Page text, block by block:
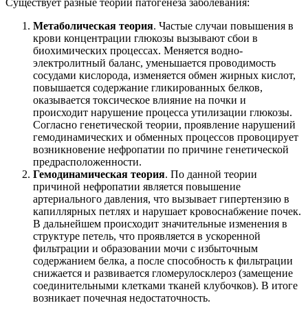
Метаболическая теория. Частые случаи повышения в
крови концентрации глюкозы вызывают сбои в
биохимических процессах. Меняется водно-
электролитный баланс, уменьшается проводимость
сосудами кислорода, изменяется обмен жирных кислот,
повышается содержание гликированных белков,
оказывается токсическое влияние на почки и
происходит нарушение процесса утилизации глюкозы.
Согласно генетической теории, проявление нарушений
гемодинамических и обменных процессов провоцирует
возникновение нефропатии по причине генетической
предрасположенности.
Гемодинамическая теория. По данной теории
причиной нефропатии является повышение
артериального давления, что вызывает гипертензию в
капиллярных петлях и нарушает кровоснабжение почек.
В дальнейшем происходит значительные изменения в
структуре петель, что проявляется в ускоренной
фильтрации и образовании мочи с избыточным
содержанием белка, а после способность к фильтрации
снижается и развивается гломерулосклероз (замещение
соединительными клетками тканей клубочков). В итоге
возникает почечная недостаточность.